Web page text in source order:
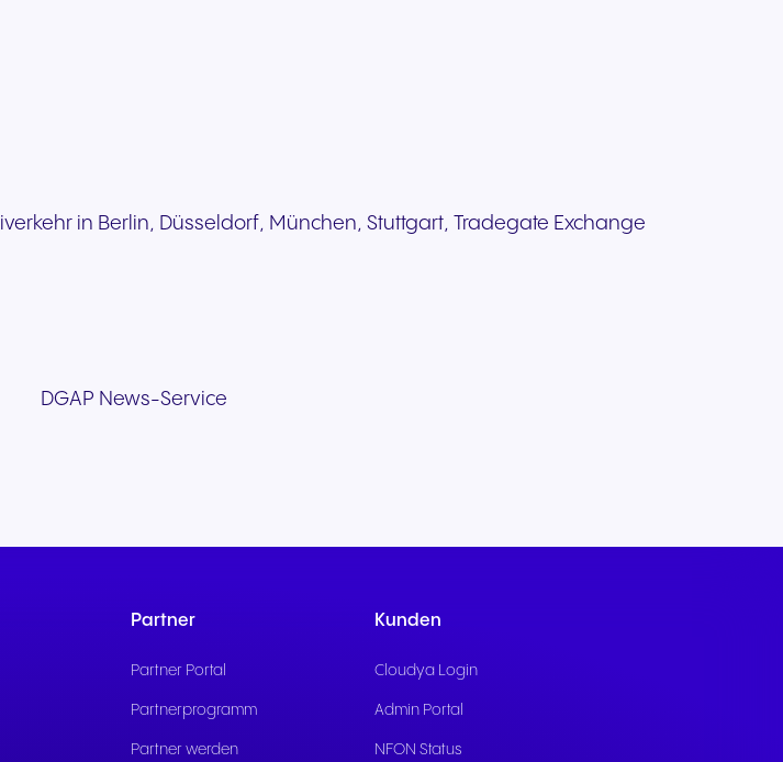
in Berlin, Düsseldorf, München, Stuttgart, Tradegate Exchange
DGAP News-Service
Partner
Partner Portal
Partnerprogramm
Partner werden
Kunden
Cloudya Login
Admin Portal
NFON Status